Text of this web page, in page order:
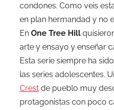
condones. Como veis
en plan hermandad y no
En One Tree Hill
arte y ensayo y enseñar
Esta serie siempre ha
las series adolescentes.
Crest de pueblo muy
protagonistas con poco